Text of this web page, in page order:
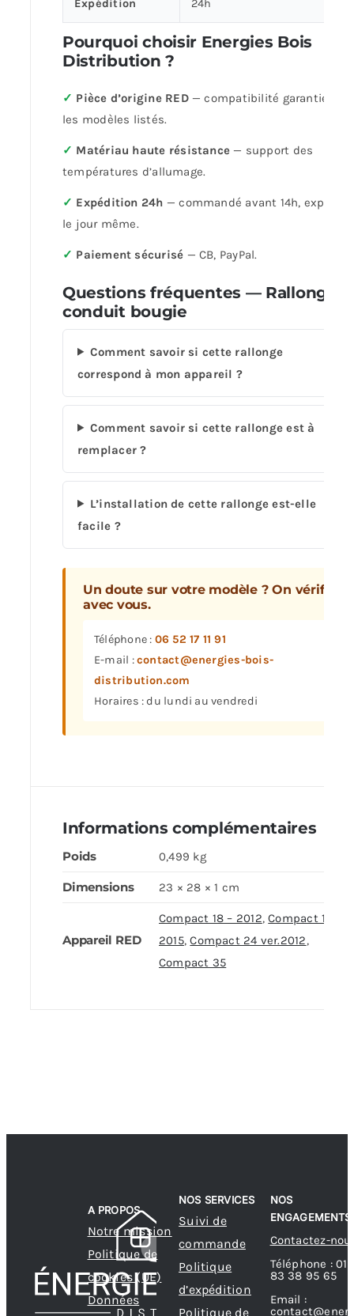
Expédition 24h
Pourquoi choisir Energies Bois
Distribution ?
✓ Pièce d’origine RED— compatibilité garantie sur
les modèles listés.
✓ Matériau haute résistance — support des
températures d’allumage.
✓ Expédition 24h — commandé avant 14h, expédié
le jour même.
✓ Paiement sécurisé — CB, PayPal.
Questions fréquentes — Rallonge
conduit bougie
Comment savoir si cette rallonge
correspond à mon appareil ?
Comment savoir si cette rallonge est à
remplacer ?
L’installation de cette rallonge est-elle
facile ?
Un doute sur votre modèle ? On vérifie
avec vous.
Téléphone : 06 52 17 11 91
E-mail :contact@energies-bois-
distribution.com
Horaires : du lundi au vendredi
Informations complémentaires
Poids 0,499 kg
Dimensions 23 × 28 × 1 cm
Appareil RED
Compact 18 – 2012,Compact 18 –
2015,Compact 24 ver.2012,
Compact 35
A PROPOS
Notre mission
Politique de
cookies (UE)
Données
NOS SERVICES
Suivi de
commande
Politique
d’expédition
Politique de
NOS
ENGAGEMENTS
Contactez-
Téléphone : 01
83 38 95 65
Email :